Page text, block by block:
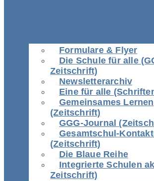
Formulare & Flyer
Die Schule für alle
Zeitschrift)
Newsletterarchiv
Eine für alle
Gemeinsames Lernen
(Zeitschrift)
GGG-Journal
Gesamtschul-
(Zeitschrift)
Die Blaue Reihe
Integrierte Schulen
Zeitschrift)